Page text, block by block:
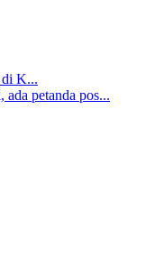
di K...
petanda pos...